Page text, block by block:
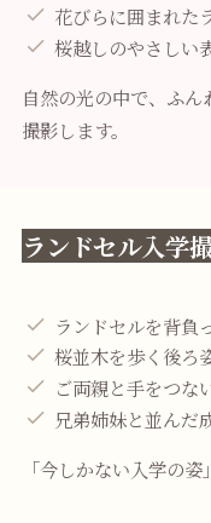
花びらに囲まれた
桜越しのやさしい
自然の光の中で、ふ
撮影します。
ランドセル入学
ランドセルを背負
桜並木を歩く後ろ
ご両親と手をつな
兄弟姉妹と並んだ
「今しかない入学の姿